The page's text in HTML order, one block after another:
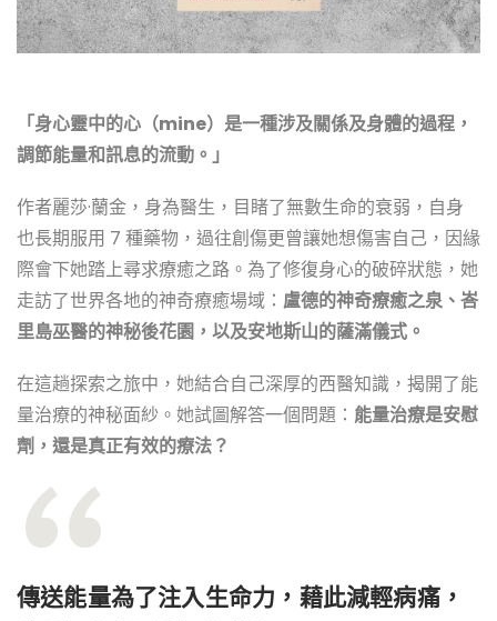
「身心靈中的心（mine）是一種涉及關係及身體的過程，
調節能量和訊息的流動。」
作者麗莎·蘭金，身為醫生，目睹了無數生命的衰弱，自身
也長期服用 7 種藥物，過往創傷更曾讓她想傷害自己，因緣
際會下她踏上尋求療癒之路。為了修復身心的破碎狀態，她
走訪了世界各地的神奇療癒場域： 盧德的神奇療癒之泉、峇
里島巫醫的神秘後花園，以及安地斯山的薩滿儀式。
在這趟探索之旅中，她結合自己深厚的西醫知識，揭開了能
量治療的神秘面紗。她試圖解答一個問題： 能量治療是安慰
劑，還是真正有效的療法？
傳送能量為了注入生命力，藉此減輕病痛，